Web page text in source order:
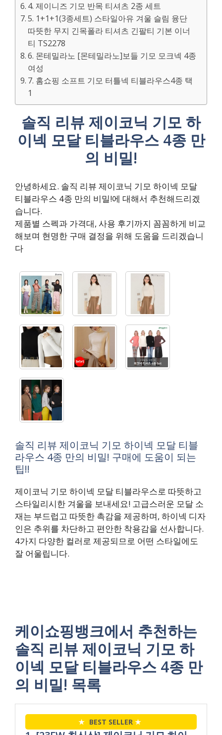
4. 제이니즈 기모 반목 티셔츠 2종 세트
5. 1+1+1(3종세트) 스타일아유 겨울 슬림 융단
따뜻한 무지 긴목폴라 티셔츠 긴팔티 기본 이너
티 TS2278
6. 몬테밀라노 [몬테밀라노]보들 기모 모크넥 4종
여성
7. 홈쇼핑 소프트 기모 터틀넥 티블라우스4종 택
1
솔직 리뷰 제이코닉 기모 하
이넥 모달 티블라우스 4종 만
의 비밀!
안녕하세요. 솔직 리뷰 제이코닉 기모 하이넥 모달
티블라우스 4종 만의 비밀!에 대해서 추천해드리겠
습니다.
제품별 스펙과 가격대, 사용 후기까지 꼼꼼하게 비교
해보며 현명한 구매 결정을 위해 도움을 드리겠습니
다
솔직 리뷰 제이코닉 기모 하이넥 모달 티블
라우스 4종 만의 비밀! 구매에 도움이 되는
팁!!
제이코닉 기모 하이넥 모달 티블라우스로 따뜻하고
스타일리시한 겨울을 보내세요! 고급스러운 모달 소
재는 부드럽고 따뜻한 촉감을 제공하며, 하이넥 디자
인은 추위를 차단하고 편안한 착용감을 선사합니다.
4가지 다양한 컬러로 제공되므로 어떤 스타일에도
잘 어울립니다.
케이쇼핑뱅크에서 추천하는
솔직 리뷰 제이코닉 기모 하
이넥 모달 티블라우스 4종 만
의 비밀! 목록
★ BEST SELLER ★